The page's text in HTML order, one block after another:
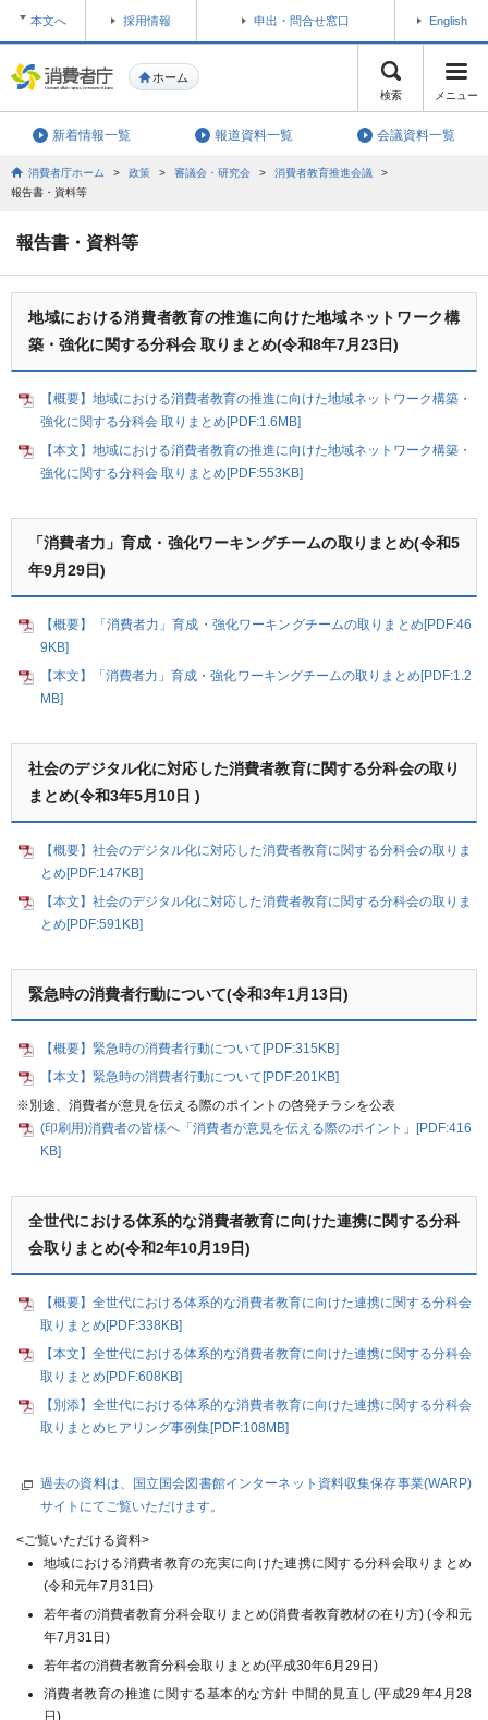
ホーム
本文へ 採用情報 申出・問合せ窓口 English
メニュー
検索
新着情報一覧 報道資料一覧 会議資料一覧
消費者庁ホーム > 政策 > 審議会・研究会 > 消費者教育推進会議
>
報告書・資料等
報告書・資料等
地域における消費者教育の推進に向けた地域ネットワーク構
築・強化に関する分科会 取りまとめ(令和8年7月23日)
【概要】地域における消費者教育の推進に向けた地域ネットワーク構築・
強化に関する分科会 取りまとめ[PDF:1.6MB]
【本文】地域における消費者教育の推進に向けた地域ネットワーク構築・
強化に関する分科会 取りまとめ[PDF:553KB]
「消費者力」育成・強化ワーキングチームの取りまとめ(令和5
年9月29日)
【概要】「消費者力」育成・強化ワーキングチームの取りまとめ[PDF:46
9KB]
【本文】「消費者力」育成・強化ワーキングチームの取りまとめ[PDF:1.2
MB]
社会のデジタル化に対応した消費者教育に関する分科会の取り
まとめ(令和3年5月10日 )
【概要】社会のデジタル化に対応した消費者教育に関する分科会の取りま
とめ[PDF:147KB]
【本文】社会のデジタル化に対応した消費者教育に関する分科会の取りま
とめ[PDF:591KB]
緊急時の消費者行動について(令和3年1月13日)
【概要】緊急時の消費者行動について[PDF:315KB]
【本文】緊急時の消費者行動について[PDF:201KB]
※別途、消費者が意見を伝える際のポイントの啓発チラシを公表
(印刷用)消費者の皆様へ「消費者が意見を伝える際のポイント」[PDF:416
KB]
全世代における体系的な消費者教育に向けた連携に関する分科
会取りまとめ(令和2年10月19日)
【概要】全世代における体系的な消費者教育に向けた連携に関する分科会
取りまとめ[PDF:338KB]
【本文】全世代における体系的な消費者教育に向けた連携に関する分科会
取りまとめ[PDF:608KB]
【別添】全世代における体系的な消費者教育に向けた連携に関する分科会
取りまとめヒアリング事例集[PDF:108MB]
過去の資料は、国立国会図書館インターネット資料収集保存事業(WARP)
サイトにてご覧いただけます。
<ご覧いただける資料>
地域における消費者教育の充実に向けた連携に関する分科会取りまとめ
(令和元年7月31日)
若年者の消費者教育分科会取りまとめ(消費者教育教材の在り方) (令和元
年7月31日)
若年者の消費者教育分科会取りまとめ(平成30年6月29日)
消費者教育の推進に関する基本的な方針 中間的見直し(平成29年4月28
日)